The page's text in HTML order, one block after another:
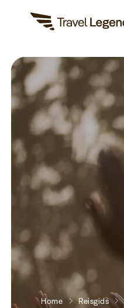
Home Reisgids